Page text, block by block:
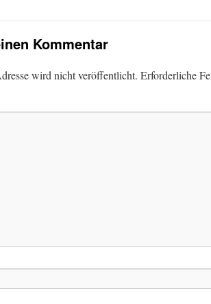
Kommentar
wird nicht veröffentlicht. Erforderliche